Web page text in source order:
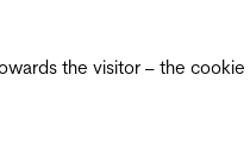
the visitor – the